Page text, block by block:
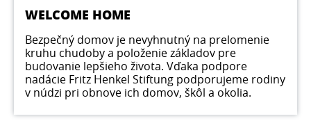
WELCOME HOME
Bezpečný domov je nevyhnutný na prelomenie
kruhu chudoby a položenie základov pre
budovanie lepšieho života. Vďaka podpore
nadácie Fritz Henkel Stiftung podporujeme rodiny
v núdzi pri obnove ich domov, škôl a okolia.